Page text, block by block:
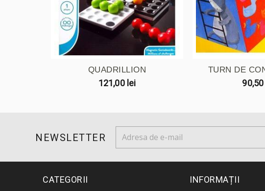
QUADRILLION
121,00 lei
TURN DE
NEWSLETTER
CATEGORII INFORMAȚII